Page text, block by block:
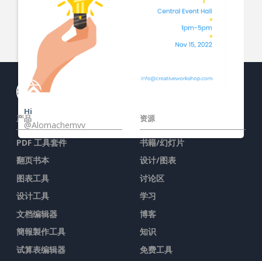
Hi
@Alomachemvv
产品
PDF 工具套件
翻页书本
图表工具
设计工具
文档编辑器
簡報製作工具
试算表编辑器
资源
书籍/幻灯片
设计/图表
讨论区
学习
博客
知识
免费工具